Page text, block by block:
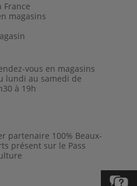
France
magasins
vous en magasins
lundi au samedi de
à 19h
partenaire 100% Beaux-
présent sur le Pass